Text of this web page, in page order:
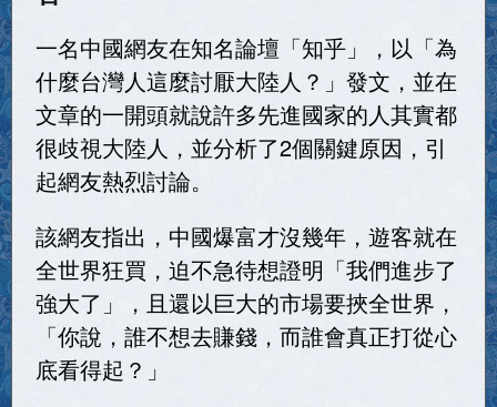
一名中國網友在知名論壇「知乎」，以「為
什麼台灣人這麼討厭大陸人？」發文，並在
文章的一開頭就說許多先進國家的人其實都
很歧視大陸人，並分析了2個關鍵原因，引
起網友熱烈討論。
該網友指出，中國爆富才沒幾年，遊客就在
全世界狂買，迫不急待想證明「我們進步了
強大了」，且還以巨大的市場要挾全世界，
「你說，誰不想去賺錢，而誰會真正打從心
底看得起？」